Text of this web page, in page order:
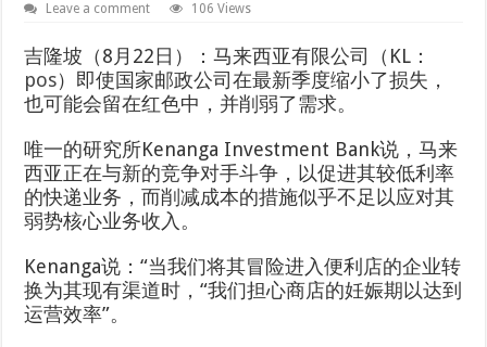
Leave a comment
106 Views
吉隆坡（8月22日）：马来西亚有限公司（KL：
pos）即使国家邮政公司在最新季度缩小了损失，
也可能会留在红色中，并削弱了需求。
唯一的研究所Kenanga Investment Bank说，马来
西亚正在与新的竞争对手斗争，以促进其较低利率
的快递业务，而削减成本的措施似乎不足以应对其
弱势核心业务收入。
Kenanga说：“当我们将其冒险进入便利店的企业转
换为其现有渠道时，“我们担心商店的妊娠期以达到
运营效率”。